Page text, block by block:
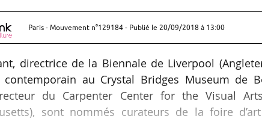
Paris - Mouvement n°129184 - Publié le 20/09/2018 à 13:00
directrice de la Biennale de Liverpool
contemporain au Crystal Bridges Museum de
du Carpenter Center for the Visual
sont nommés curateurs de la foire